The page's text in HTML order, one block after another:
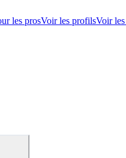
les prosVoir les profilsVoir